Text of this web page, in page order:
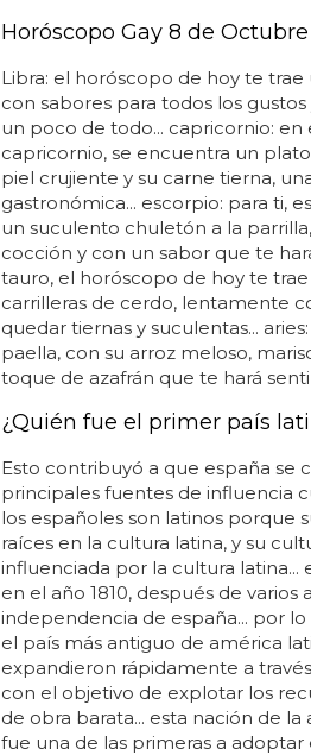
Horóscopo Gay 8 de
Libra: el horóscopo de hoy te
con sabores para todos los
un poco de todo... capricornio:
capricornio, se encuentra un
piel crujiente y su carne tierna,
gastronómica... escorpio: para ti,
un suculento chuletón a la
cocción y con un sabor que te
tauro, el horóscopo de hoy te
carrilleras de cerdo, lentamente
quedar tiernas y suculentas...
paella, con su arroz meloso,
toque de azafrán que te hará
¿Quién fue el primer país
Esto contribuyó a que españa se
principales fuentes de influencia
los españoles son latinos porque
raíces en la cultura latina, y su
influenciada por la cultura latina...
en el año 1810, después de varios
independencia de españa... por
el país más antiguo de américa
expandieron rápidamente a
con el objetivo de explotar los
de obra barata... esta nación de
fue una de las primeras a adoptar